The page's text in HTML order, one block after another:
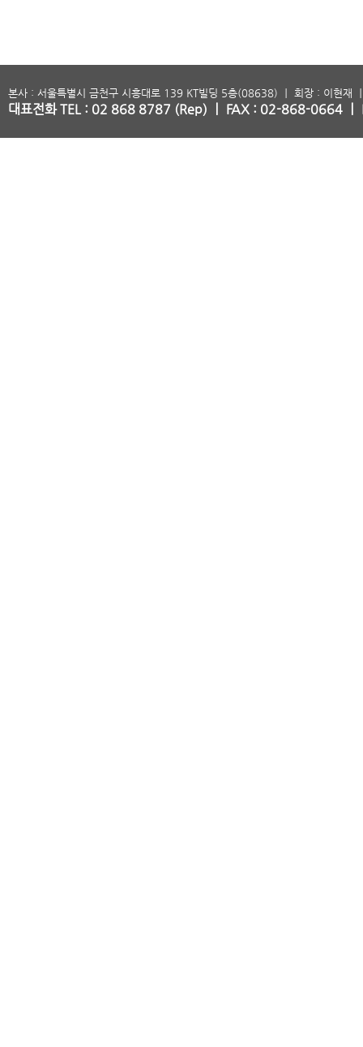
본사 : 서울특별시 금천구 시흥대로 139 KT빌딩 5층(08638) ㅣ 회장 : 이현
대표전화 TEL : 02 868 8787 (Rep) ㅣ FAX : 02-868-0664